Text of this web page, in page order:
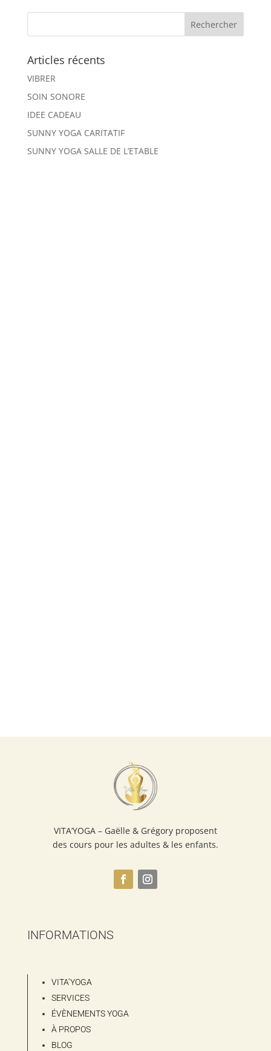
Articles récents
VIBRER
SOIN SONORE
IDEE CADEAU
SUNNY YOGA CARITATIF
SUNNY YOGA SALLE DE L’ETABLE
VITA’YOGA – Gaëlle & Grégory proposent
des cours pour les adultes & les enfants.
INFORMATIONS
VITA’YOGA
SERVICES
ÉVÈNEMENTS YOGA
À PROPOS
BLOG